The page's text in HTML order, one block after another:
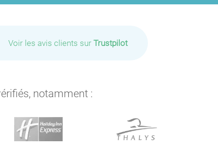
Voir les avis clients sur Trustpilot
notamment :